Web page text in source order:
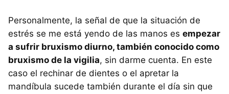
Personalmente, la señal de que la situación de
estrés se me está yendo de las manos es empezar
a sufrir bruxismo diurno, también conocido como
bruxismo de la vigilia, sin darme cuenta. En este
caso el rechinar de dientes o el apretar la
mandíbula sucede también durante el día sin que